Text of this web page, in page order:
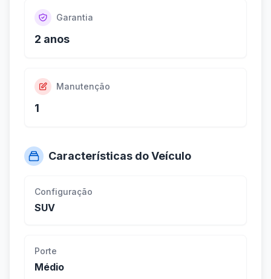
Garantia
2 anos
Manutenção
1
Características do Veículo
Configuração
SUV
Porte
Médio